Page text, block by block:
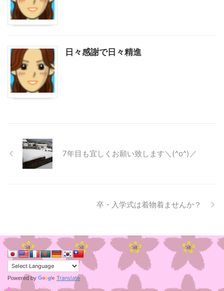
日々感謝で日々精進
7年目も宜しくお願い致します＼(^o^)／
卒・入学式は着物着ませんか？
Powered by Translate